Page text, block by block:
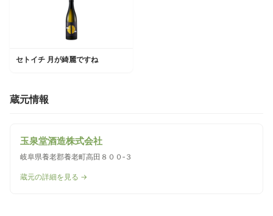
セトイチ 月が綺麗ですね
蔵元情報
玉泉堂酒造株式会社
岐阜県養老郡養老町高田８００‐３
蔵元の詳細を見る →